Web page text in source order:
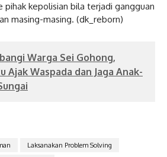
pihak kepolisian bila terjadi gangguan
masing-masing. (dk_reborn)
Warga Sei Gohong,
Ajak Waspada dan Jaga Anak-
Laksanakan Problem Solving